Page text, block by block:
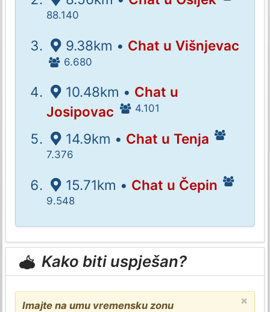
88.140
9.38km • Chat u Višnjevac
6.680
10.48km • Chat u
Josipovac
4.101
14.9km • Chat u Tenja
7.376
15.71km • Chat u Čepin
9.548
Kako biti uspješan?
×
Imajte na umu vremensku zonu